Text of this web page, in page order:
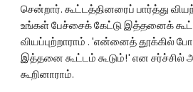
சென்றார். கூட்டத்தினரைப் பார்த்து
உங்கள் பேச்சைக் கேட்டு இத்தனைக்
வியப்புற்றாராம் . 'என்னைத் தூக்கில்
இத்தனை கூட்டம் கூடும்!' என சர்ச்சில்
கூறினாராம்.